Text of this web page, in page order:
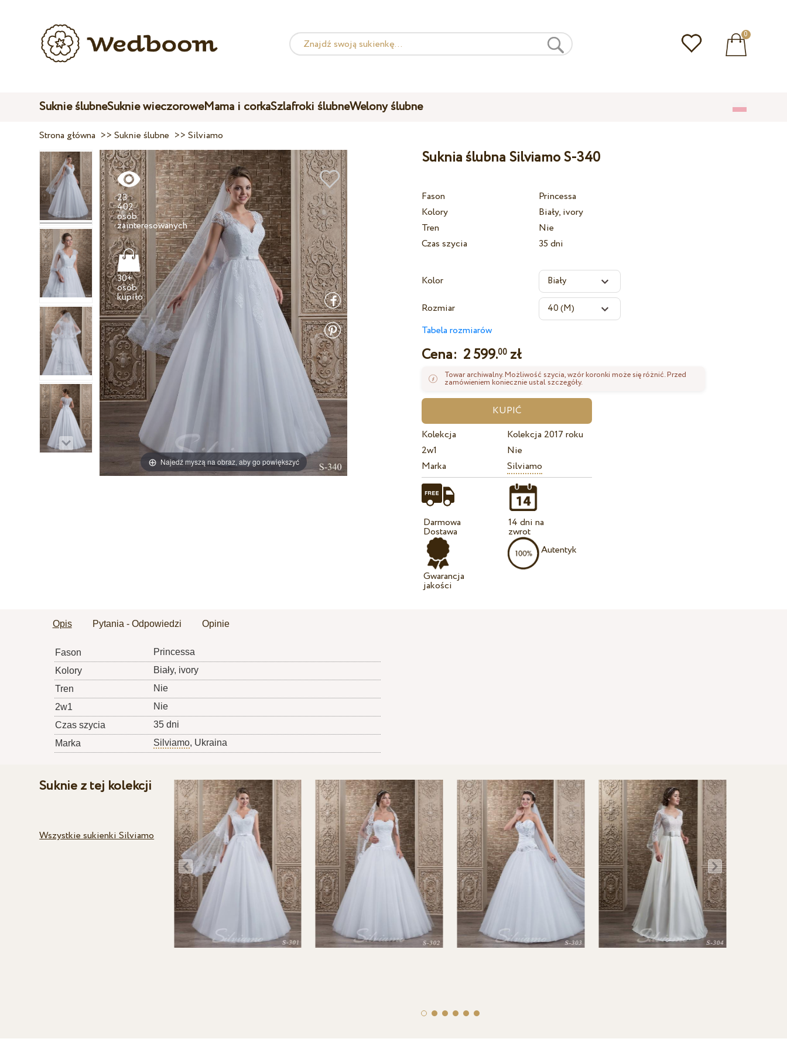
0
Suknie ślubneSuknie wieczoroweMama i corkaSzlafroki ślubneWelony ślubne
Strona główna >>Suknie ślubne >>Silviamo
Najedź myszą na obraz, aby go powiększyć
23
402
osób
zainteresowanych
30+
osób
kupiło
Suknia ślubna Silviamo S-340
Fason
Princessa
Kolory
Biały, ivory
Tren
Nie
Czas szycia
35 dni
Kolor
Rozmiar
Tabela rozmiarów
Cena: 2 599.00 zł
Towar archiwalny. Możliwość szycia, wzór koronki może się różnić. Przed
zamówieniem koniecznie ustal szczegóły.
Kolekcja
Kolekcja 2017 roku
2w1
Nie
Marka
Silviamo
Darmowa
Dostawa
Gwarancja
jakości
14 dni na
zwrot
Autentyk
Opis Pytania - Odpowiedzi Opinie
Fason
Princessa
Kolory
Biały, ivory
Tren
Nie
2w1
Nie
Czas szycia
35 dni
Marka
Silviamo, Ukraina
Suknie z tej kolekcji
Wszystkie sukienki Silviamo